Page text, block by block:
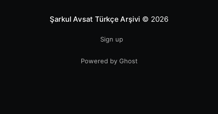
Şarkul Avsat Türkçe Arşivi © 2026
Sign up
Powered by Ghost